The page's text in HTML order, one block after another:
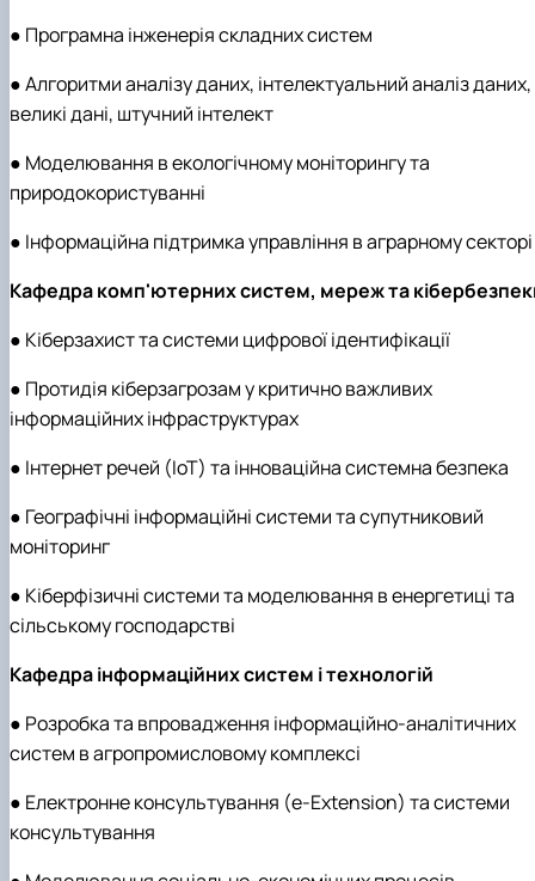
● Програмна інженерія складних систем
● Алгоритми аналізу даних, інтелектуальний аналіз даних,
великі дані, штучний інтелект
● Моделювання в екологічному моніторингу та
природокористуванні
● Інформаційна підтримка управління в аграрному секторі
Кафедра комп'ютерних систем, мереж та
● Кіберзахист та системи цифрової ідентифікації
● Протидія кіберзагрозам у критично важливих
інформаційних інфраструктурах
● Інтернет речей (IoT) та інноваційна системна безпека
● Географічні інформаційні системи та супутниковий
моніторинг
● Кіберфізичні системи та моделювання в енергетиці та
сільському господарстві
Кафедра інформаційних систем і технологій
● Розробка та впровадження інформаційно-аналітичних
систем в агропромисловому комплексі
● Електронне консультування (e-Extension) та системи
консультування